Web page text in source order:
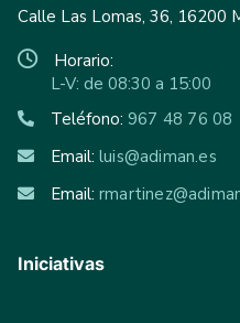
Calle Las Lomas, 36, 16200
Horario:
L-V: de 08:30 a 15:00
Teléfono: 967 48 76 08
Email: luis@adiman.es
Email:
Iniciativas